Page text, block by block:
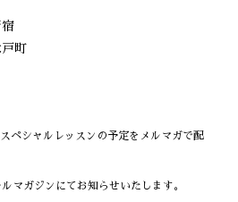
町
ペシャルレッスンの予定をメルマガで配
マガジンにてお知らせいたします。